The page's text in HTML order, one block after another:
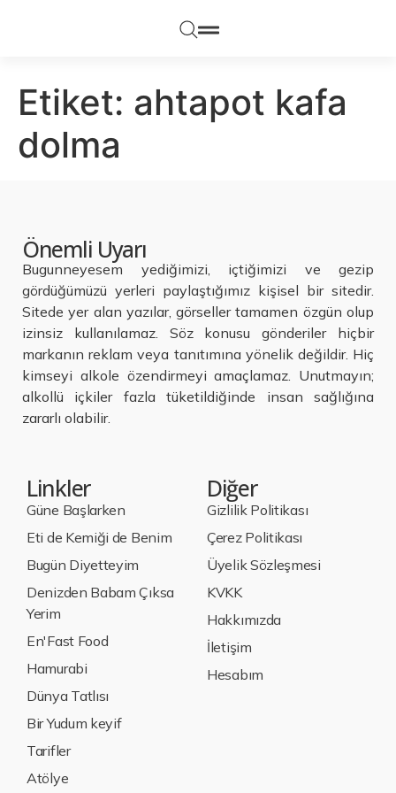
Etiket: ahtapot kafa
dolma
Önemli Uyarı
Bugunneyesem yediğimizi, içtiğimizi ve gezip
gördüğümüzü yerleri paylaştığımız kişisel bir sitedir.
Sitede yer alan yazılar, görseller tamamen özgün olup
izinsiz kullanılamaz. Söz konusu gönderiler hiçbir
markanın reklam veya tanıtımına yönelik değildir. Hiç
kimseyi alkole özendirmeyi amaçlamaz. Unutmayın;
alkollü içkiler fazla tüketildiğinde insan sağlığına
zararlı olabilir.
Linkler
Güne Başlarken
Eti de Kemiği de Benim
Bugün Diyetteyim
Denizden Babam Çıksa
Yerim
En'Fast Food
Hamurabi
Dünya Tatlısı
Bir Yudum keyif
Tarifler
Atölye
Diğer
Gizlilik Politikası
Çerez Politikası
Üyelik Sözleşmesi
KVKK
Hakkımızda
İletişim
Hesabım